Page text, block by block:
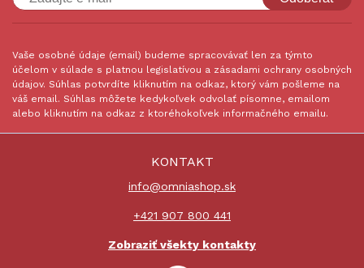
Vaše osobné údaje (email) budeme spracovávať len za týmto
účelom v súlade s platnou legislatívou a zásadami ochrany osobných
údajov. Súhlas potvrdíte kliknutím na odkaz, ktorý vám pošleme na
váš email. Súhlas môžete kedykoľvek odvolať písomne, emailom
alebo kliknutím na odkaz z ktoréhokoľvek informačného emailu.
KONTAKT
info@omniashop.sk
+421 907 800 441
Zobraziť všekty kontakty